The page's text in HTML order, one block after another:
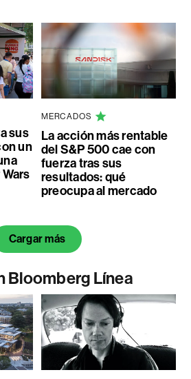
sus
un
MERCADOS
La acción más rentable
del S&P 500 cae con
fuerza tras sus
resultados: qué
preocupa al mercado
Cargar más
Bloomberg Línea